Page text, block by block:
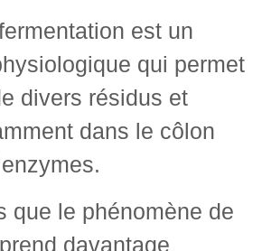
est un
qui permet
divers résidus et
dans le côlon
que le phénomène de
davantage